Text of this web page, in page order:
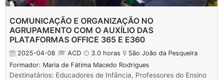
COMUNICAÇÃO E ORGANIZAÇÃO NO
AGRUPAMENTO COM O AUXÍLIO DAS
PLATAFORMAS OFFICE 365 E E360
2025-04-08 ACD 3.0 horas
São João da Pesqueira
Formador: Maria de Fátima Macedo Rodrigues
Destinatários: Educadores de Infância, Professores do Ensino